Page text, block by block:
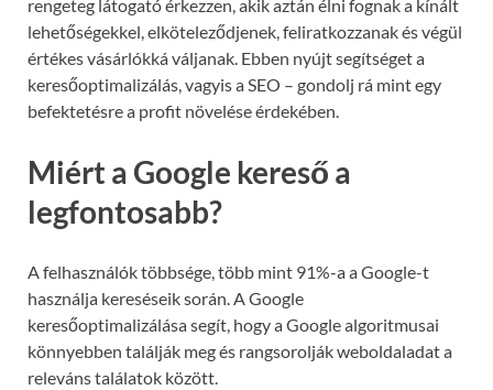
rengeteg látogató érkezzen, akik aztán élni fognak a kínált
lehetőségekkel, elköteleződjenek, feliratkozzanak és végül
értékes vásárlókká váljanak. Ebben nyújt segítséget a
keresőoptimalizálás, vagyis a SEO – gondolj rá mint egy
befektetésre a profit növelése érdekében.
Miért a Google kereső a
legfontosabb?
A felhasználók többsége, több mint 91%-a a Google-t
használja kereséseik során. A Google
keresőoptimalizálása segít, hogy a Google algoritmusai
könnyebben találják meg és rangsorolják weboldaladat a
releváns találatok között.